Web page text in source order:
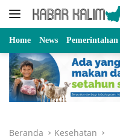
Langsung
Home News Pemerintahan
Beranda Kesehatan